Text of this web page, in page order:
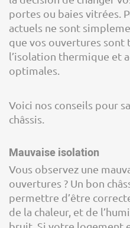
portes ou baies vitrées.
actuels ne sont
que vos ouvertures
l’isolation thermique et
optimales.
Voici nos conseils pour
châssis.
Mauvaise isolation
Vous observez une
ouvertures ? Un bon
permettre d’être
de la chaleur, et de